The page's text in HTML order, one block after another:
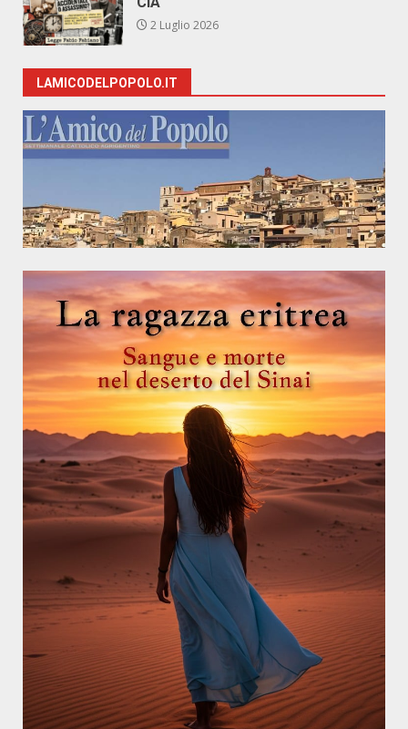
2 Luglio 2026
LAMICODELPOPOLO.IT